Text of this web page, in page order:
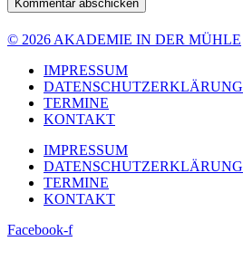
© 2026 AKADEMIE IN DER MÜHLE
IMPRESSUM
DATENSCHUTZERKLÄRUNG
TERMINE
KONTAKT
IMPRESSUM
DATENSCHUTZERKLÄRUNG
TERMINE
KONTAKT
Facebook-f